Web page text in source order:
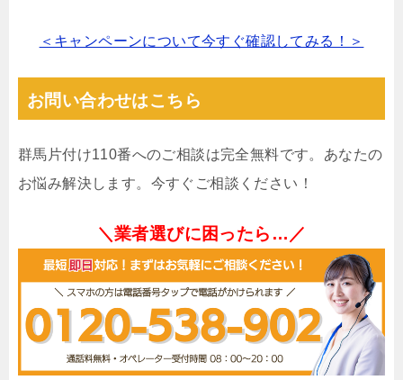
＜キャンペーンについて今すぐ確認してみる！＞
お問い合わせはこちら
群馬片付け110番へのご相談は完全無料です。あなたの
お悩み解決します。今すぐご相談ください！
＼業者選びに困ったら…／